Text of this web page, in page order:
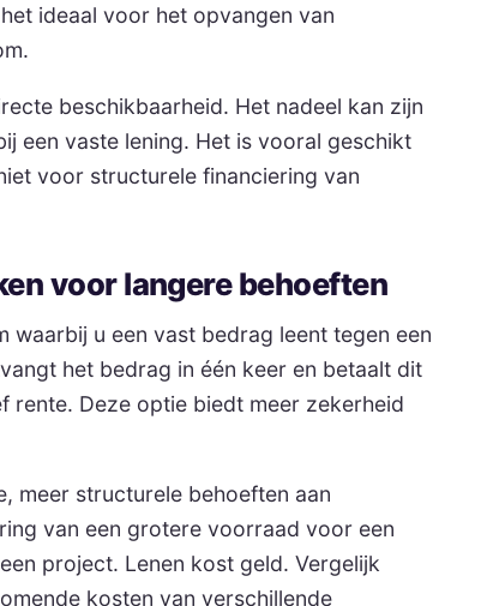
ideaal voor het opvangen van
beschikbaarheid. Het nadeel kan zijn
een vaste lening. Het is vooral geschikt
voor structurele financiering van
voor langere behoeften
waarbij u een vast bedrag leent tegen een
het bedrag in één keer en betaalt dit
rente. Deze optie biedt meer zekerheid
meer structurele behoeften aan
van een grotere voorraad voor een
project. Lenen kost geld. Vergelijk
kosten van verschillende